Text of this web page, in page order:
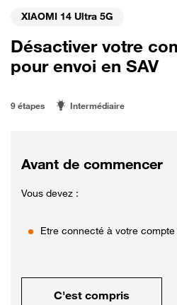
XIAOMI 14 Ultra 5G
Désactiver votre
pour envoi en SAV
9 étapes Intermédiaire
Avant de commencer
Vous devez :
Etre connecté à votre compte
C'est compris